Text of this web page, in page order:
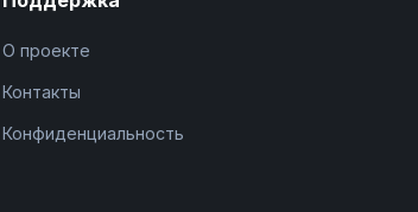
О проекте
Контакты
Конфиденциальность